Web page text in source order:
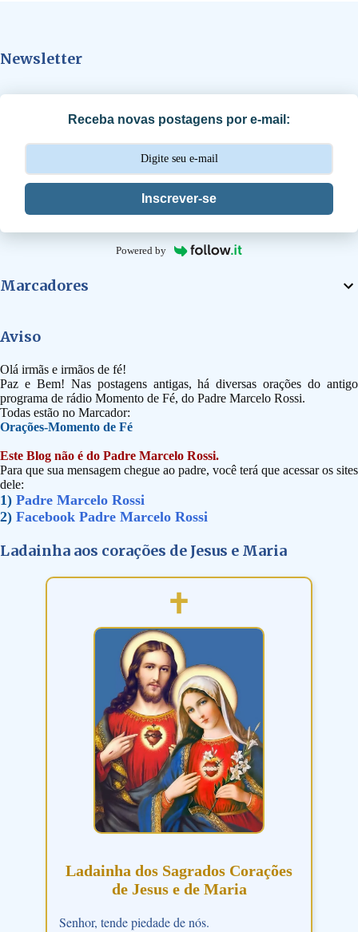
á
s
Newsletter
Receba novas postagens por e-mail:
Inscrever-se
Powered by
Marcadores
Aviso
Olá irmãs e irmãos de fé!
Paz e Bem! Nas postagens antigas, há diversas orações do antigo
programa de rádio Momento de Fé, do Padre Marcelo Rossi.
Todas estão no Marcador:
Orações-Momento de Fé
Este Blog não é do Padre Marcelo Rossi.
Para que sua mensagem chegue ao padre, você terá que acessar os sites
dele:
1) Padre Marcelo Rossi
2) Facebook Padre Marcelo Rossi
Ladainha aos corações de Jesus e Maria
Ladainha dos Sagrados Corações
de Jesus e de Maria
Senhor, tende piedade de nós.